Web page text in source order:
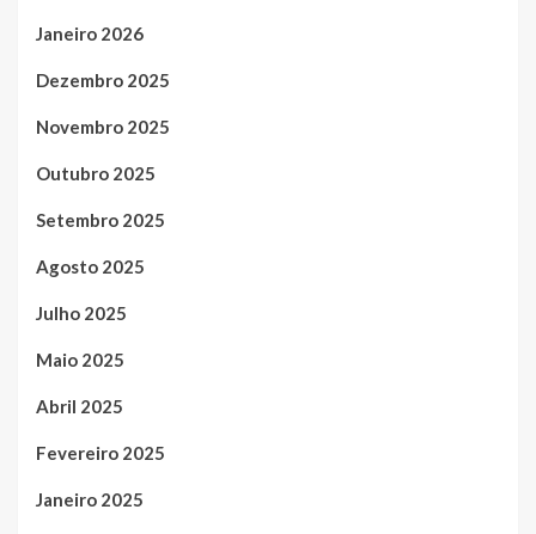
Janeiro 2026
Dezembro 2025
Novembro 2025
Outubro 2025
Setembro 2025
Agosto 2025
Julho 2025
Maio 2025
Abril 2025
Fevereiro 2025
Janeiro 2025